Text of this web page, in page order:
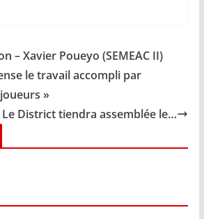
– Xavier Poueyo (SEMEAC II)
le travail accompli par
»
District tiendra assemblée le…